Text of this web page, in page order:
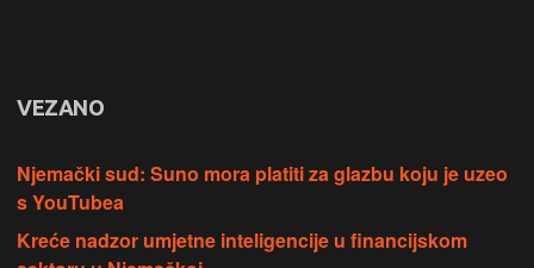
VEZANO
Njemački sud: Suno mora platiti za glazbu koju je uzeo
s YouTubea
Kreće nadzor umjetne inteligencije u financijskom